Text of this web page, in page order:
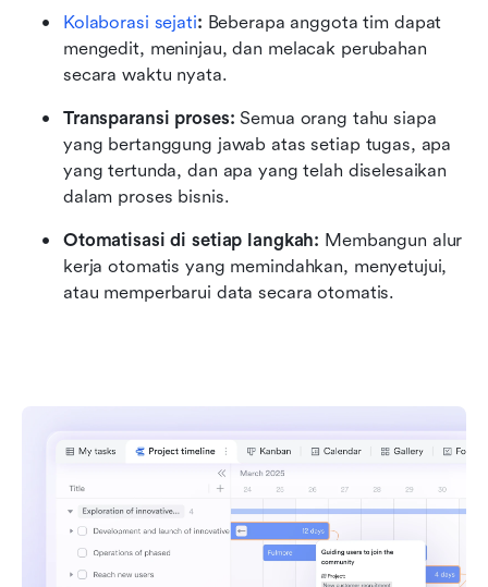
Kolaborasi sejati: Beberapa anggota tim dapat
mengedit, meninjau, dan melacak perubahan
secara waktu nyata.
Transparansi proses: Semua orang tahu siapa
yang bertanggung jawab atas setiap tugas, apa
yang tertunda, dan apa yang telah diselesaikan
dalam proses bisnis.
Otomatisasi di setiap langkah: Membangun alur
kerja otomatis yang memindahkan, menyetujui,
atau memperbarui data secara otomatis.